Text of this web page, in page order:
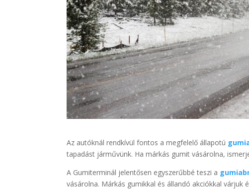
Az autóknál rendkívül fontos a megfelelő állapotú
tapadást járművünk. Ha márkás gumit vásárolna,
A Gumiterminál jelentősen egyszerűbbé teszi a
vásárolna. Márkás gumikkal és állandó akciókkal várjuk